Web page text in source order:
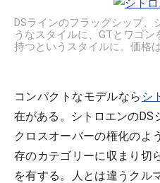
DSラインのフラッグシップ、
うなスタイルに、GTとワゴ
持つというスタイルに。価格
コンパクトなモデルなら シ
在がある。シトロエンのDS
クロスオーバーの権化のよ
存のカテゴリーに収まり切
を有する。人とは違うクル